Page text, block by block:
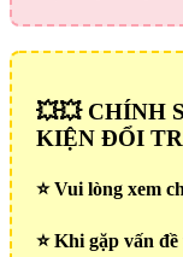
💥💥 CHÍNH
KIỆN ĐỔI
⭐️ Vui lòng xem
⭐️ Khi gặp vấn